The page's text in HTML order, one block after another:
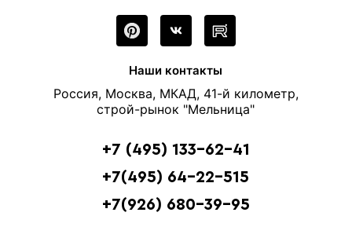
Наши контакты
Россия, Москва, МКАД, 41-й километр,
строй-рынок "Мельница"
+7 (495) 133-62-41
+7(495) 64-22-515
+7(926) 680-39-95